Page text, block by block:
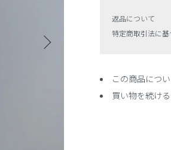
返品について
特定商取引法に
この商品につ
買い物を続ける